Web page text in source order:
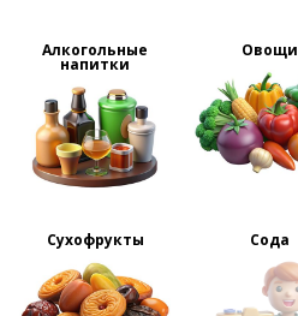
Алкогольные
напитки
Овощи
Сухофрукты Сода